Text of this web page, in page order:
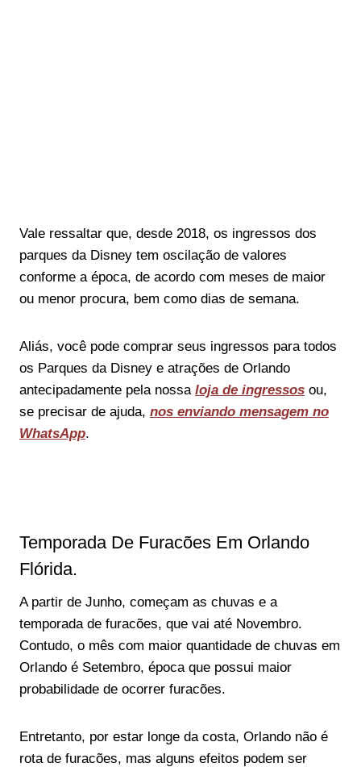
Vale ressaltar que, desde 2018, os ingressos dos
parques da Disney tem oscilação de valores
conforme a época, de acordo com meses de maior
ou menor procura, bem como dias de semana.
Aliás, você pode comprar seus ingressos para todos
os Parques da Disney e atrações de Orlando
antecipadamente pela nossa loja de ingressos ou,
se precisar de ajuda, nos enviando mensagem no
WhatsApp.
Temporada De Furacões Em Orlando
Flórida.
A partir de Junho, começam as chuvas e a
temporada de furacões, que vai até Novembro.
Contudo, o mês com maior quantidade de chuvas em
Orlando é Setembro, época que possui maior
probabilidade de ocorrer furacões.
Entretanto, por estar longe da costa, Orlando não é
rota de furacões, mas alguns efeitos podem ser